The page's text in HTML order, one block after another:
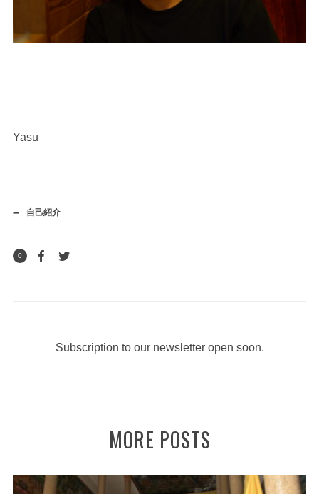
Yasu
自己紹介
0
Subscription to our newsletter open soon.
MORE POSTS